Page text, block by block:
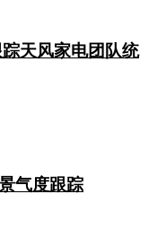
天风家电团队统
气度跟踪